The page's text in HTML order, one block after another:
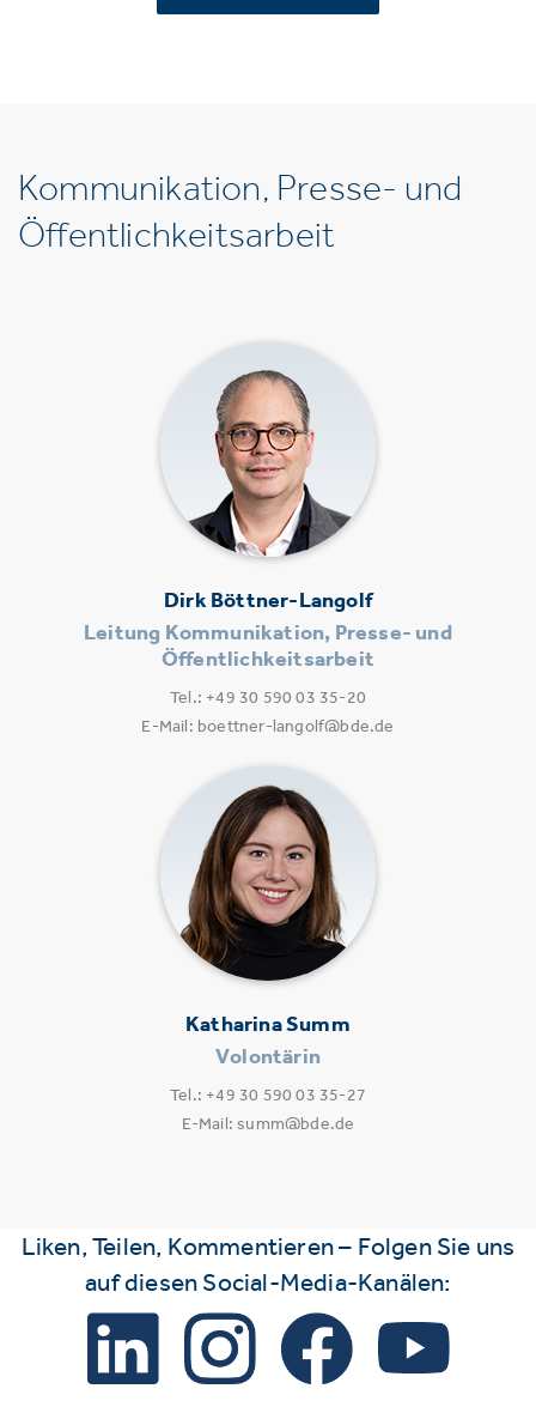
Kommunikation, Presse- und
Öffentlichkeitsarbeit
Dirk Böttner-Langolf
Leitung Kommunikation, Presse- und
Öffentlichkeitsarbeit
Tel.: +49 30 590 03 35-20
E-Mail: boettner-langolf@bde.de
Katharina Summ
Volontärin
Tel.: +49 30 590 03 35-27
E-Mail: summ@bde.de
Liken, Teilen, Kommentieren – Folgen Sie uns
auf diesen Social-Media-Kanälen: